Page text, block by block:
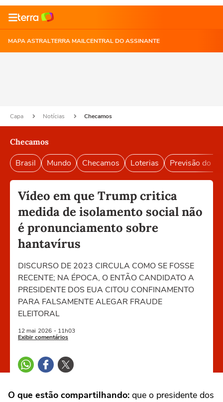
MAPA ASTRALTERRA MAILCENTRAL DO ASSINANTE
Capa Notícias Checamos
Checamos
Brasil Mundo Checamos Loterias Previsão do
Vídeo em que Trump critica
medida de isolamento social não
é pronunciamento sobre
hantavírus
DISCURSO DE 2023 CIRCULA COMO SE FOSSE
RECENTE; NA ÉPOCA, O ENTÃO CANDIDATO A
PRESIDENTE DOS EUA CITOU CONFINAMENTO
PARA FALSAMENTE ALEGAR FRAUDE
ELEITORAL
12 mai 2026 - 11h03
Exibir comentários
O que estão compartilhando: que o presidente dos